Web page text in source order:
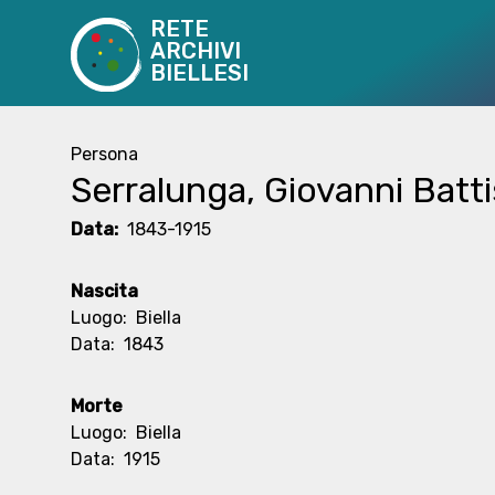
RETE
ARCHIVI
BIELLESI
Persona
Serralunga, Giovanni
Data: 1843-1915
Nascita
Luogo: Biella
Data: 1843
Morte
Luogo: Biella
Data: 1915